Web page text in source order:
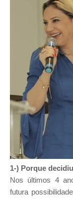
1-) Porque
Nos últimos 4
futura